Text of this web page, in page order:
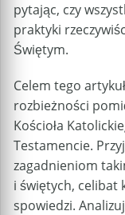
pytając, czy
praktyki
Świętym.
Celem tego
rozbieżności
Kościoła
Testamencie.
zagadnieniom
i świętych, celibat
spowiedzi.